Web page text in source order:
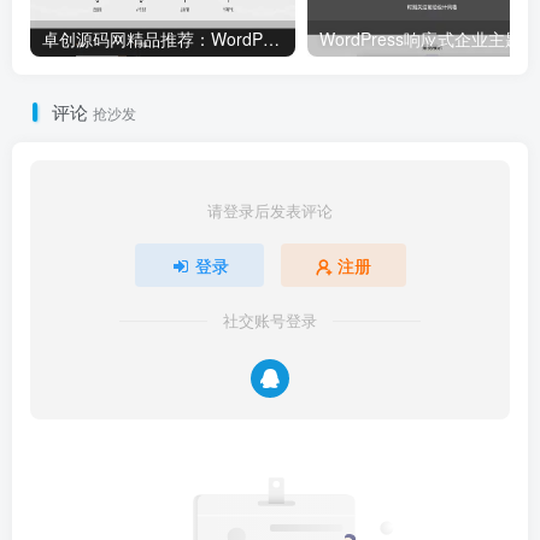
卓创源码网精品推荐：WordPress资源站主题源码（集成Erphpdown）｜多级VIP体系+分类付费+免签支付｜完美适配图库/视频库/资源库搭建！
评论 抢沙发
请登录后发表评论
登录 注册
社交账号登录